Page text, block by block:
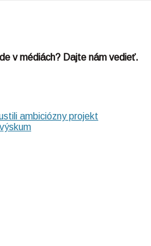
v médiách? Dajte nám vedieť.
ambiciózny projekt